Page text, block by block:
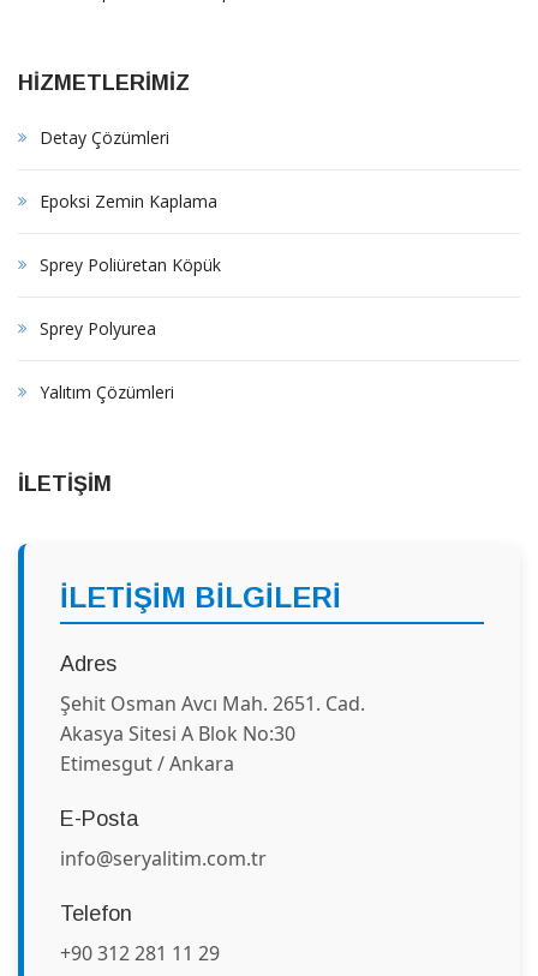
HİZMETLERİMİZ
Detay Çözümleri
Epoksi Zemin Kaplama
Sprey Poliüretan Köpük
Sprey Polyurea
Yalıtım Çözümleri
İLETİŞİM
İLETİŞİM BİLGİLERİ
Adres
Şehit Osman Avcı Mah. 2651. Cad.
Akasya Sitesi A Blok No:30
Etimesgut / Ankara
E-Posta
info@seryalitim.com.tr
Telefon
+90 312 281 11 29